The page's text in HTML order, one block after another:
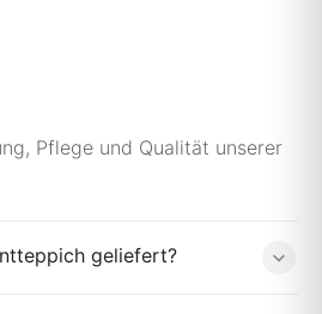
Pflege und Qualität unserer
geliefert?